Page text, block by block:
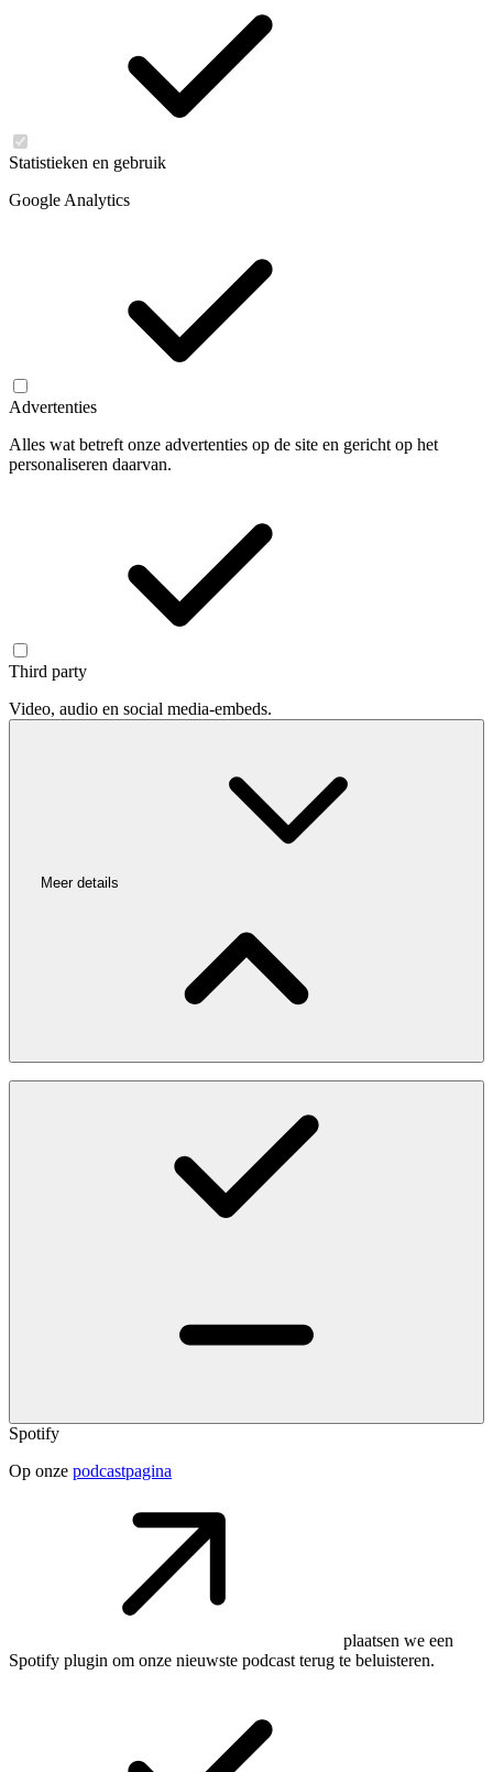
Statistieken en gebruik
Google Analytics
Advertenties
Alles wat betreft onze advertenties op de site en gericht op het
personaliseren daarvan.
Third party
Video, audio en social media-embeds.
Meer details
Spotify
Op onze podcastpagina
plaatsen we een
Spotify plugin om onze nieuwste podcast terug te beluisteren.